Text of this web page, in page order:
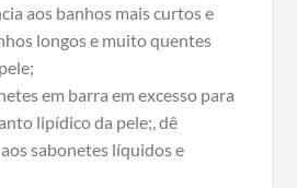
aos banhos mais curtos e
longos e muito quentes
em barra em excesso para
lipídico da pele;, dê
sabonetes líquidos e